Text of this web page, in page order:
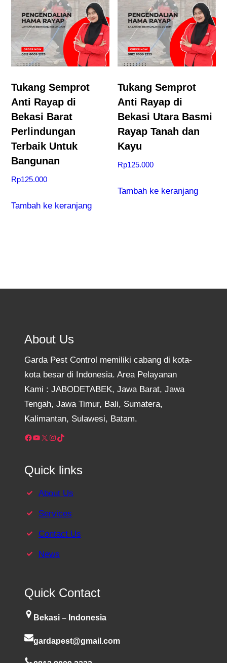
Tukang Semprot
Anti Rayap di
Bekasi Barat
Perlindungan
Terbaik Untuk
Bangunan
Rp125.000
Tambah ke keranjang
Tukang Semprot
Anti Rayap di
Bekasi Utara Basmi
Rayap Tanah dan
Kayu
Rp125.000
Tambah ke keranjang
About Us
Garda Pest Control memiliki cabang di kota-
kota besar di Indonesia. Area Pelayanan
Kami : JABODETABEK, Jawa Barat, Jawa
Tengah, Jawa Timur, Bali, Sumatera,
Kalimantan, Sulawesi, Batam.
Facebook YouTube X Instagram TikTok
Quick links
About Us
Services
Contact Us
News
Quick Contact
Bekasi – Indonesia
gardapest@gmail.com